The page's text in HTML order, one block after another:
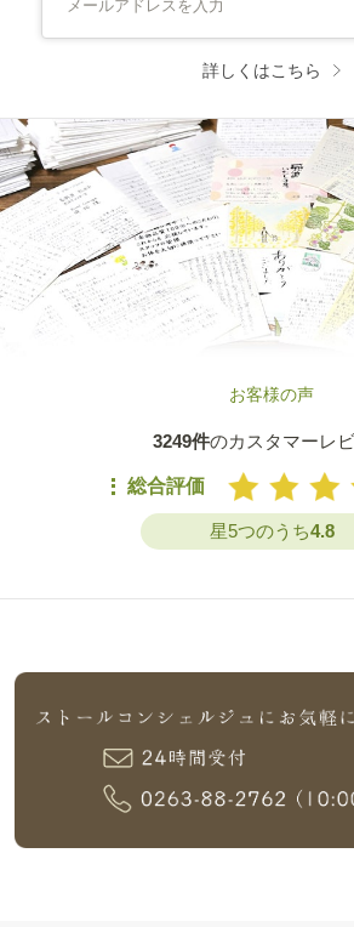
詳しくはこちら
お客様の声
3249件のカスタマーレ
総合評価
星5つのうち4.8